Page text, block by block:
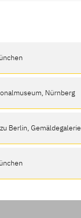
Nürnberg
Berlin, Gemäldegalerie